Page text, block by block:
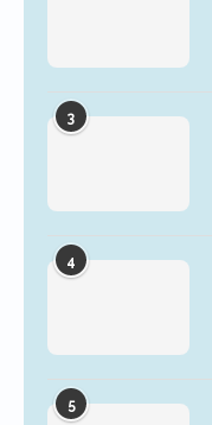
3
4
5